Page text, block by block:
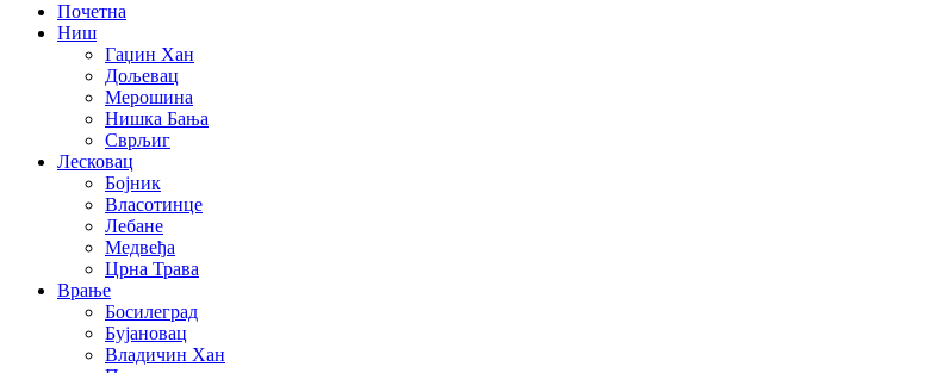
Почетна
Ниш
Гаџин Хан
Дољевац
Мерошина
Нишка Бања
Сврљиг
Лесковац
Бојник
Власотинце
Лебане
Медвеђа
Црна Трава
Врање
Босилеград
Бујановац
Владичин Хан